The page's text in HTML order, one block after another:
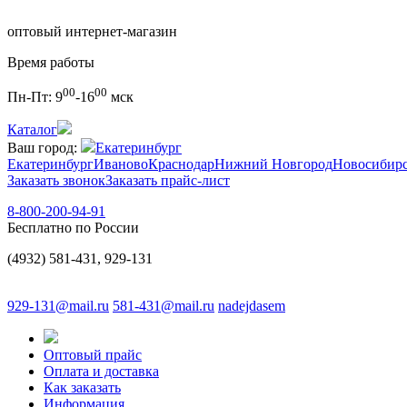
оптовый интернет-магазин
Время работы
Пн-Пт: 900-1600 мск
Каталог
Ваш город:
Екатеринбург
ЕкатеринбургИвановоКраснодарНижний Новгород
Заказать звонокЗаказать прайс-лист
8-800-200-94-91
Бесплатно по России
(4932) 581-431, 929-131
929-131@mail.ru 581-431@mail.ru nadejdasem
Оптовый прайс
Оплата и доставка
Как заказать